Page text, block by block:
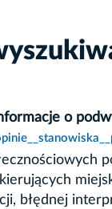
o
błędnej